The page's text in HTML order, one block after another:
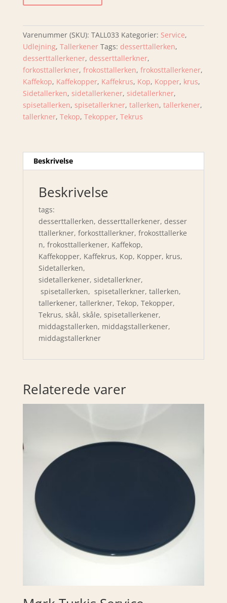
Varenummer (SKU): TALL033 Kategorier: Service,
Udlejning, Tallerkener Tags: desserttallerken,
desserttallerkener, desserttallerkner,
forkosttallerkner, frokosttallerken, frokosttallerkener,
Kaffekop, Kaffekopper, Kaffekrus, Kop, Kopper, krus,
Sidetallerken, sidetallerkener, sidetallerkner,
spisetallerken, spisetallerkner, tallerken, tallerkener,
tallerkner, Tekop, Tekopper, Tekrus
Beskrivelse
Beskrivelse
tags:
desserttallerken, desserttallerkener, desser
ttallerkner, forkosttallerkner, frokosttallerke
n, frokosttallerkener, Kaffekop,
Kaffekopper, Kaffekrus, Kop, Kopper, krus,
Sidetallerken,
sidetallerkener, sidetallerkner,
spisetallerken, spisetallerkner, tallerken,
tallerkener, tallerkner, Tekop, Tekopper,
Tekrus, skål, skåle, spisetallerkener,
middagstallerken, middagstallerkener,
middagstallerkner
Relaterede varer